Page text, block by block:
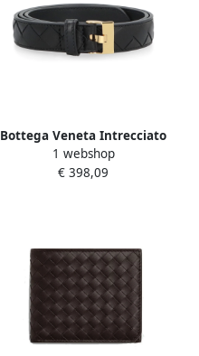
Bottega Veneta Intrecciato
Nappa Leren Riem Black
Dames
1 webshop
€ 398,09